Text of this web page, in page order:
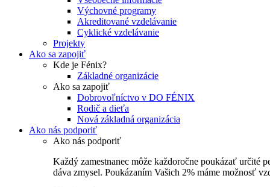
Výchovné programy
Akreditované vzdelávanie
Cyklické vzdelávanie
Projekty
Ako sa zapojiť
Kde je Fénix?
Základné organizácie
Ako sa zapojiť
Dobrovoľníctvo v DO FÉNIX
Rodič a dieťa
Nová základná organizácia
Ako nás podporiť
Ako nás podporiť
Každý zamestnanec môže každoročne poukázať určité
dáva zmysel. Poukázaním Vašich 2% máme možnosť